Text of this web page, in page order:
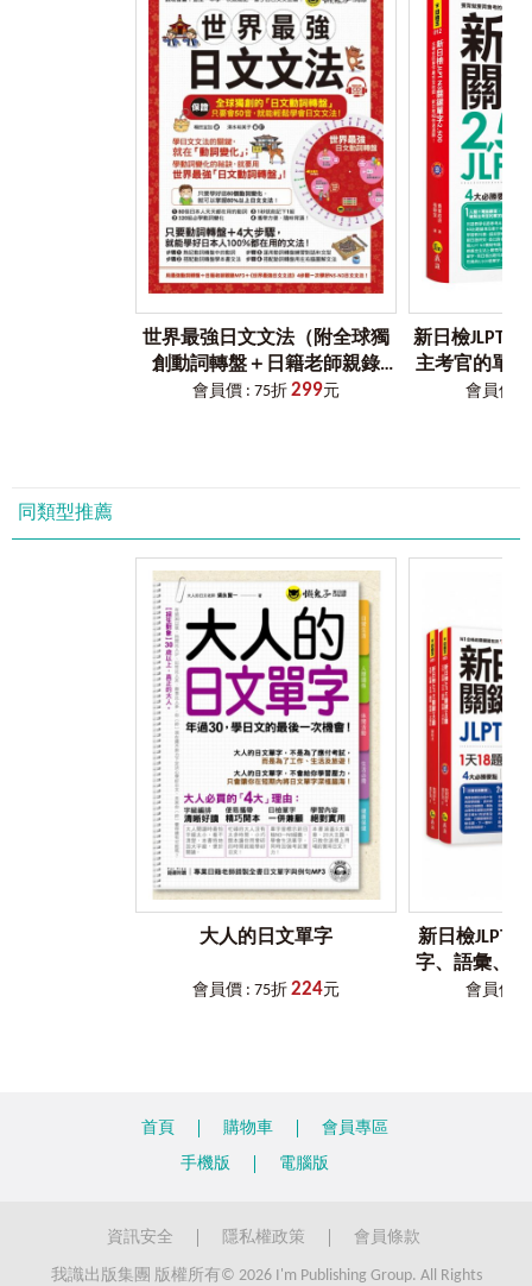
師
=馬上破解新日檢N3考試！
考取新日檢N3合格證書！
題，30天內就掌握日檢N3合格關鍵
題
N3測驗
想考過新日檢，就要先了解新日檢，想要N3合格，那就要從
認識新日檢N3題型開始。在開始寫模擬試題前，先了解N3試
題內容、分數判定方式及應考關鍵，有助於你自我評估、調
整準備方式，更快進入日檢應戰狀態。
回全真模擬試題
不要再分開準備三大題型了，考試前要練習的當然是「全真
模擬試題」，本書收錄5回全真模擬試題，讓你一本抵三本、
一次學好三大題型，只要熟練新日檢補教名師清水老師親撰
驗（JLPT）規格，聽解試題更由專研新日檢多年的日籍老師
親自錄音，力求語速與真實考試完全一致，讓考生能具有臨
場感並且事先熟悉日檢語速，平常練習時就有臨場感，正式
考試時就不會緊張。
★ 本書附贈CD片內容音檔為MP3格式 ★
精闢解析，一眼便掌握解題關鍵
清水老師深知台灣學生在準備日檢考試時的盲點，故特別撰
寫精闢解析，用最精準的文字點出問題點，讓你能夠在最短
的時間內，能夠掌握解題關鍵、掌握N3考試的重點。只要掌
握這些要點，便可望度過失分危機，一舉考取N3合格證書。
合格學習進度表
準備考試需要恆心與耐力，重點不在於書唸多多念多快，而
在於是否又確實理解所學內容。透過本書附贈的30天學習練
習進度表，只要每天花30分鐘，練習並精通18題日檢N3題
目，每天學一點，就能每天進步一點，持之以恆，認真學
世界最強日文文法（附全球獨
創動詞轉盤＋日籍老師親錄
MP3＋必學文法重點隨身冊）
會員價 : 75折 299元
新日檢JLPT
主考官的單
日檢N3快速
會員價 :
同類型推薦
大人的日文單字
會員價 : 75折 224元
新日檢JLPT
字、語彙、
一次到位 （
會員價 :
首頁 購物車
會員專區
手機版
電腦版
資訊安全 隱私權政策 會員條款
我識出版集團 版權所有© 2026 I'm Publishing Group. All Rights